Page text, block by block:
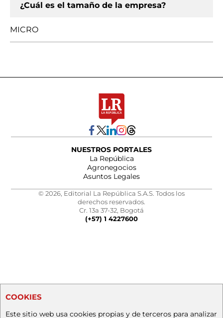
¿Cuál es el tamaño de la empresa?
MICRO
NUESTROS PORTALES
La República
Agronegocios
Asuntos Legales
© 2026, Editorial La República S.A.S. Todos los
derechos reservados.
Cr. 13a 37-32, Bogotá
(+57) 1 4227600
COOKIES
Este sitio web usa cookies propias y de terceros para analizar